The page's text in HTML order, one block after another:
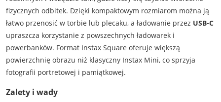
fizycznych odbitek. Dzięki kompaktowym rozmiarom można ją
łatwo przenosić w torbie lub plecaku, a ładowanie przez USB-C
upraszcza korzystanie z powszechnych ładowarek i
powerbanków. Format Instax Square oferuje większą
powierzchnię obrazu niż klasyczny Instax Mini, co sprzyja
fotografii portretowej i pamiątkowej.
Zalety i wady